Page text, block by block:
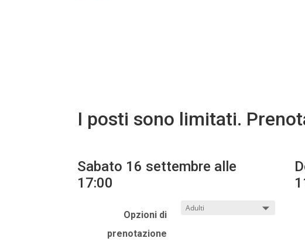
I posti sono limitati.
Sabato 16 settembre alle
17:00
Opzioni di
prenotazione